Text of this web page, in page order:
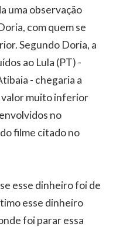
uma observação
com quem se
Segundo Doria, a
ao Lula (PT) -
- chegaria a
valor muito inferior
no
filme citado no
esse dinheiro foi de
esse dinheiro
foi parar essa